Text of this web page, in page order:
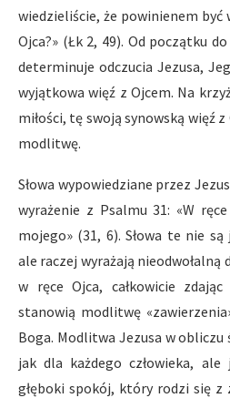
wiedzieliście, że powinienem być
Ojca?» (Łk 2, 49). Od początku
determinuje odczucia Jezusa,
wyjątkowa więź z Ojcem. Na
miłości, tę swoją synowską więź
modlitwę.
Słowa wypowiedziane przez
wyrażenie z Psalmu 31: «W
mojego» (31, 6). Słowa te nie
ale raczej wyrażają nieodwołalną
w ręce Ojca, całkowicie
stanowią modlitwę
Boga. Modlitwa Jezusa w
jak dla każdego człowieka, ale
głęboki spokój, który rodzi się z